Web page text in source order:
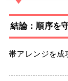
結論：順序を
帯アレンジを成